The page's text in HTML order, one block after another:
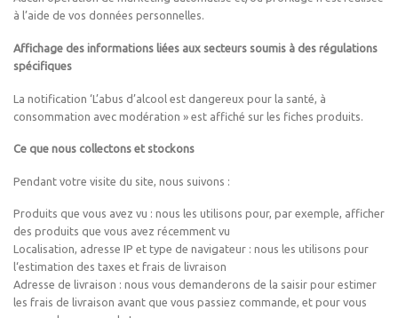
à l’aide de vos données personnelles.
Affichage des informations liées aux secteurs soumis à des régulations
spécifiques
La notification ‘L’abus d’alcool est dangereux pour la santé, à
consommation avec modération » est affiché sur les fiches produits.
Ce que nous collectons et stockons
Pendant votre visite du site, nous suivons :
Produits que vous avez vu : nous les utilisons pour, par exemple, afficher
des produits que vous avez récemment vu
Localisation, adresse IP et type de navigateur : nous les utilisons pour
l‘estimation des taxes et frais de livraison
Adresse de livraison : nous vous demanderons de la saisir pour estimer
les frais de livraison avant que vous passiez commande, et pour vous